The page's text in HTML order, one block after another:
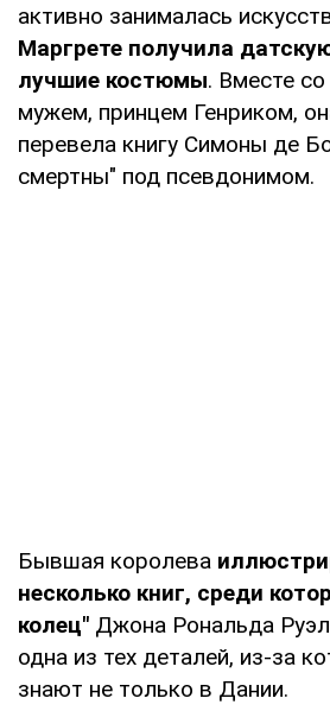
активно занималась
Маргрете получила
лучшие костюмы. Вместе
мужем, принцем Генриком,
перевела книгу Симоны де
смертны" под псевдонимом.
Бывшая королева
несколько книг, среди
колец" Джона Рональда
одна из тех деталей, из-за
знают не только в Дании.